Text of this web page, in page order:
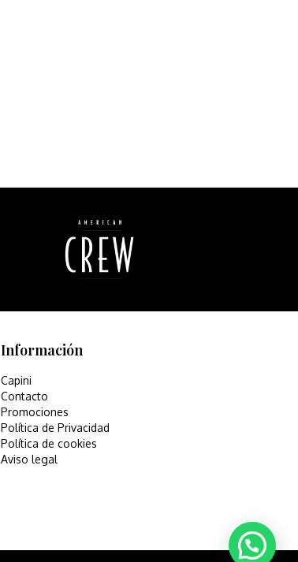
Información
Capini
Contacto
Promociones
Política de Privacidad
Política de cookies
Aviso legal